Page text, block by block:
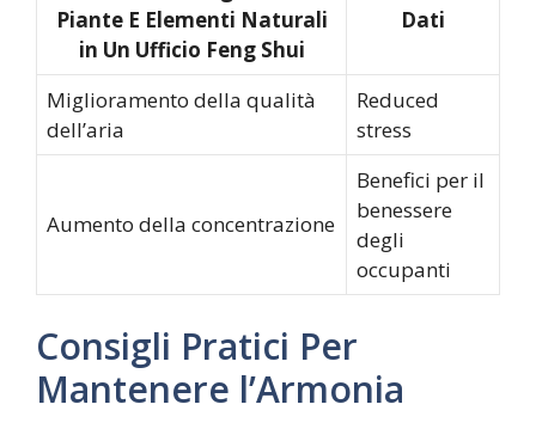
Piante E Elementi Naturali
in Un Ufficio Feng Shui
Dati
Miglioramento della qualità
dell’aria
Reduced
stress
Aumento della concentrazione
Benefici per il
benessere
degli
occupanti
Consigli Pratici Per
Mantenere l’Armonia